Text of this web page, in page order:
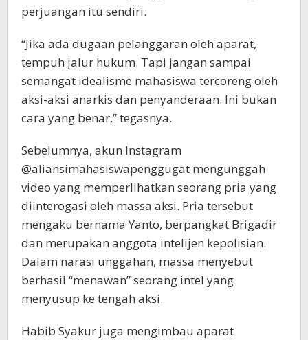
perjuangan itu sendiri.
“Jika ada dugaan pelanggaran oleh aparat,
tempuh jalur hukum. Tapi jangan sampai
semangat idealisme mahasiswa tercoreng oleh
aksi-aksi anarkis dan penyanderaan. Ini bukan
cara yang benar,” tegasnya.
Sebelumnya, akun Instagram
@aliansimahasiswapenggugat mengunggah
video yang memperlihatkan seorang pria yang
diinterogasi oleh massa aksi. Pria tersebut
mengaku bernama Yanto, berpangkat Brigadir
dan merupakan anggota intelijen kepolisian.
Dalam narasi unggahan, massa menyebut
berhasil “menawan” seorang intel yang
menyusup ke tengah aksi.
Habib Syakur juga mengimbau aparat